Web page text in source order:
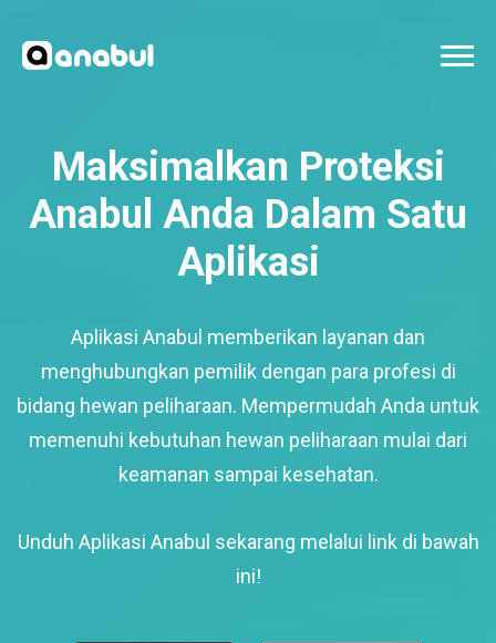
Maksimalkan Proteksi
Anabul Anda Dalam Satu
Aplikasi
Aplikasi Anabul memberikan layanan dan
menghubungkan pemilik dengan para profesi di
bidang hewan peliharaan. Mempermudah Anda untuk
memenuhi kebutuhan hewan peliharaan mulai dari
keamanan sampai kesehatan.
Unduh Aplikasi Anabul sekarang melalui link di bawah
ini!